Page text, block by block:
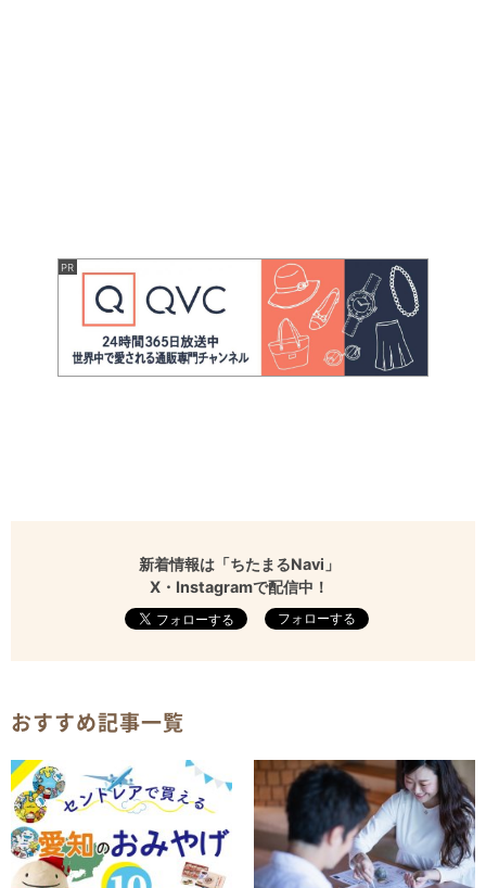
新着情報は「ちたまるNavi」
X・Instagramで配信中！
フォローする
おすすめ記事一覧